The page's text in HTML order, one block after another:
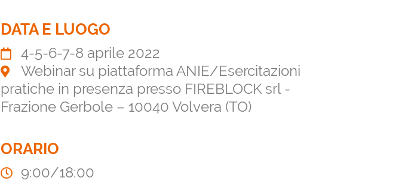
DATA E LUOGO
4-5-6-7-8 aprile 2022
Webinar su piattaforma ANIE/Esercitazioni
pratiche in presenza presso FIREBLOCK srl -
Frazione Gerbole – 10040 Volvera (TO)
ORARIO
9:00/18:00